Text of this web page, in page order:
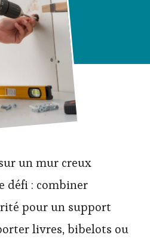
un mur creux
défi : combiner
pour un support
livres, bibelots ou